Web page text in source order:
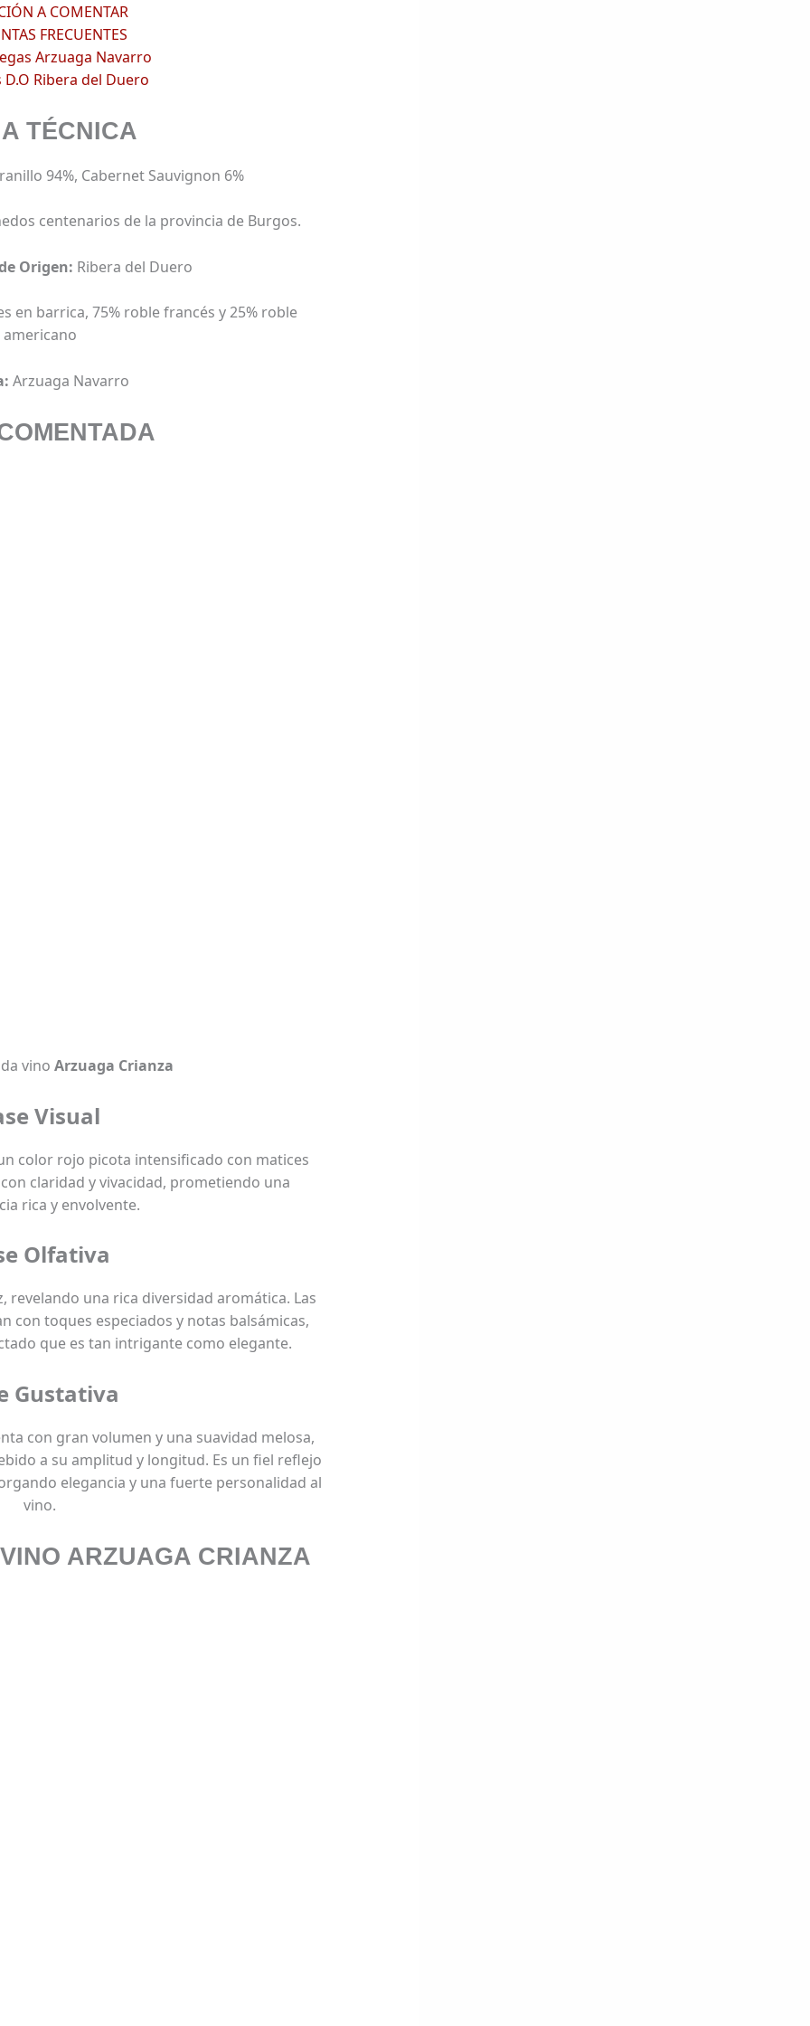
A COMENTAR
FRECUENTES
Arzuaga Navarro
Ribera del Duero
TÉCNICA
94%, Cabernet Sauvignon 6%
centenarios de la provincia de Burgos.
Origen: Ribera del Duero
en barrica, 75% roble francés y 25% roble
americano
Arzuaga Navarro
vino Arzuaga Crianza
Visual
color rojo picota intensificado con matices
claridad y vivacidad, prometiendo una
rica y envolvente.
Olfativa
revelando una rica diversidad aromática. Las
con toques especiados y notas balsámicas,
que es tan intrigante como elegante.
Gustativa
con gran volumen y una suavidad melosa,
a su amplitud y longitud. Es un fiel reflejo
elegancia y una fuerte personalidad al
vino.
ARZUAGA CRIANZA